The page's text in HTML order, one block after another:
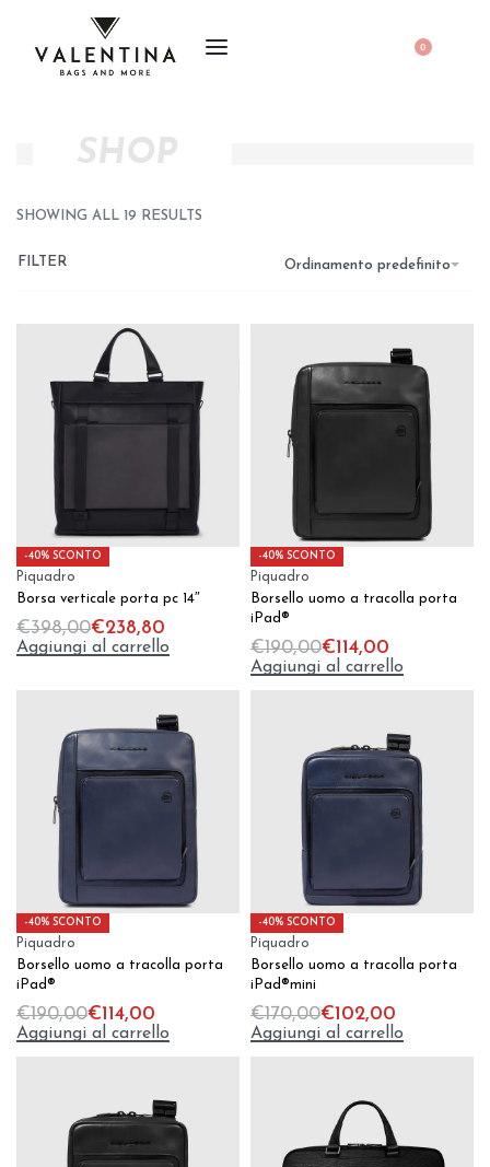
0
SHOP
SHOWING ALL 19 RESULTS
Ordinamento predefinito
FILTER
-40% SCONTO
Piquadro
Borsa verticale porta pc 14″
€398,00€238,80
Aggiungi al carrello
-40% SCONTO
Piquadro
Borsello uomo a tracolla porta
iPad®
€190,00€114,00
Aggiungi al carrello
-40% SCONTO
Piquadro
Borsello uomo a tracolla porta
iPad®
€190,00€114,00
Aggiungi al carrello
-40% SCONTO
Piquadro
Borsello uomo a tracolla porta
iPad®mini
€170,00€102,00
Aggiungi al carrello